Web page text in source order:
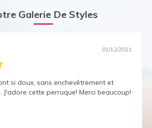
Galerie De Styles
01/12/2021
si doux, sans enchevêtrement et
J'adore cette perruque! Merci beaucoup!